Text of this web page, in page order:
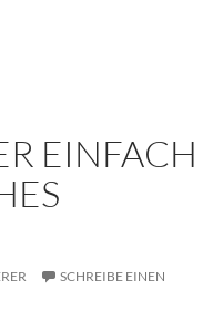
EINFACH
SCHREIBE EINEN